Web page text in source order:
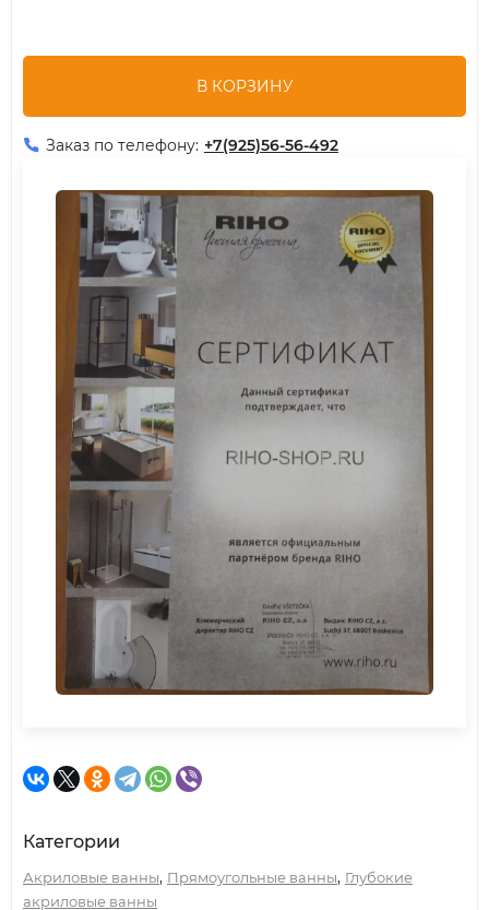
В КОРЗИНУ
Заказ по телефону: +7(925)56-56-492
Категории
Акриловые ванны, Прямоугольные ванны, Глубокие
акриловые ванны